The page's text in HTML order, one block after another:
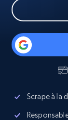
Scrape à la